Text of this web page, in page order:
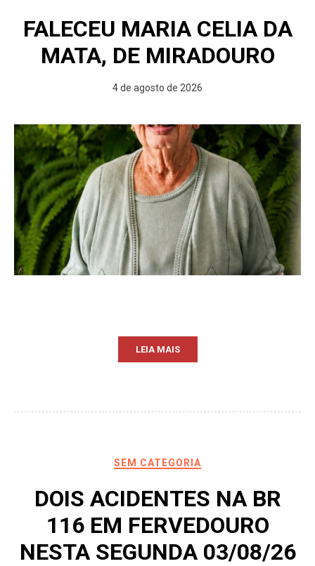
FALECEU MARIA CELIA DA
MATA, DE MIRADOURO
4 de agosto de 2026
LEIA MAIS
SEM CATEGORIA
DOIS ACIDENTES NA BR
116 EM FERVEDOURO
NESTA SEGUNDA 03/08/26